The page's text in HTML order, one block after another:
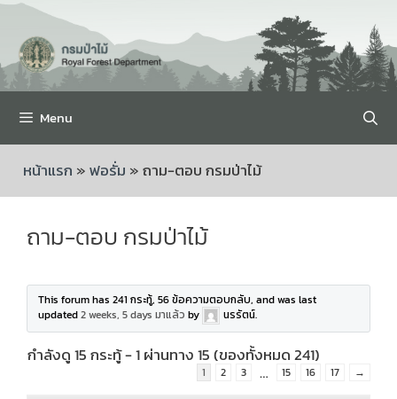
Menu
หน้าแรก »ฟอรั่ม »ถาม-ตอบ กรมป่าไม้
ถาม-ตอบ กรมป่าไม้
This forum has 241 กระทู้, 56 ข้อความตอบกลับ, and was last
updated2 weeks, 5 days มาแล้ว by นรรัตน์.
กำลังดู 15 กระทู้ - 1 ผ่านทาง 15 (ของทั้งหมด 241)
1 2 3 … 15 16 17 →